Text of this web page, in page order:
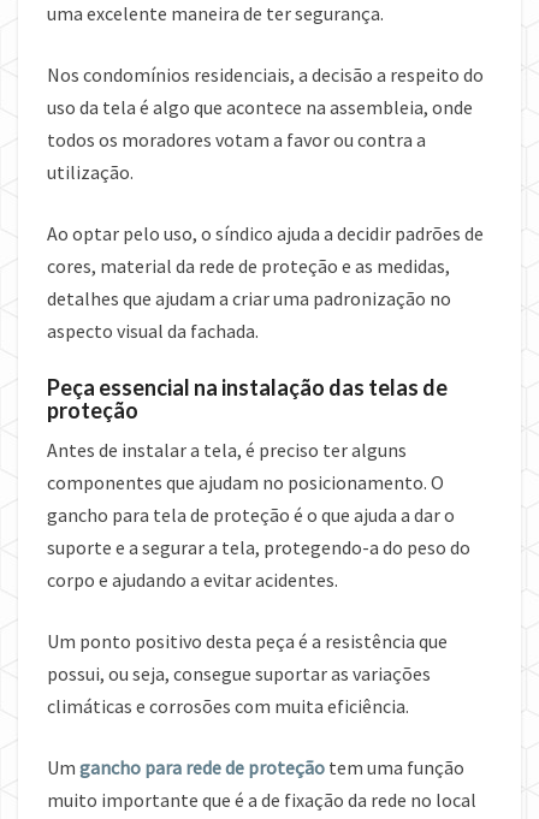
uma excelente maneira de ter segurança.
Nos condomínios residenciais, a decisão a respeito do
uso da tela é algo que acontece na assembleia, onde
todos os moradores votam a favor ou contra a
utilização.
Ao optar pelo uso, o síndico ajuda a decidir padrões de
cores, material da rede de proteção e as medidas,
detalhes que ajudam a criar uma padronização no
aspecto visual da fachada.
Peça essencial na instalação das telas de
proteção
Antes de instalar a tela, é preciso ter alguns
componentes que ajudam no posicionamento. O
gancho para tela de proteção é o que ajuda a dar o
suporte e a segurar a tela, protegendo-a do peso do
corpo e ajudando a evitar acidentes.
Um ponto positivo desta peça é a resistência que
possui, ou seja, consegue suportar as variações
climáticas e corrosões com muita eficiência.
Um gancho para rede de proteção tem uma função
muito importante que é a de fixação da rede no local